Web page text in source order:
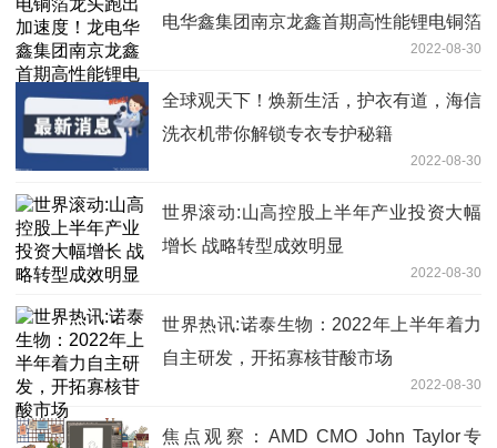
电华鑫集团南京龙鑫首期高性能锂电铜箔
2022-08-30
全球观天下！焕新生活，护衣有道，海信
洗衣机带你解锁专衣专护秘籍
2022-08-30
世界滚动:山高控股上半年产业投资大幅
增长 战略转型成效明显
2022-08-30
世界热讯:诺泰生物：2022年上半年着力
自主研发，开拓寡核苷酸市场
2022-08-30
焦点观察：AMD CMO John Taylor专